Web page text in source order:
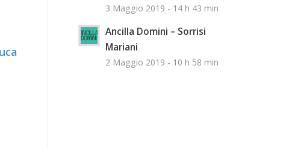
3 Maggio 2019 - 14 h 43 min
Ancilla Domini – Sorrisi
Mariani
2 Maggio 2019 - 10 h 58 min